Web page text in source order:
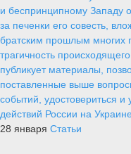
и беспринципному Западу
за печенки его совесть,
братским прошлым многих
трагичность
публикует материалы,
поставленные выше
событий, удостовериться и
действий России на
28 января Статьи